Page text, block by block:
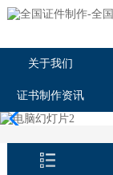
关于我们
证书制作资讯